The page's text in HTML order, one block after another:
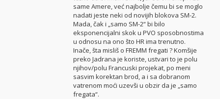
same Amere, već najbolje čemu bi se moglo
nadati jeste neki od novijih blokova SM-2.
Mada, čak i „samo SM-2“ bi bilo
eksponencijalni skok u PVO sposobnostima
u odnosu na ono što HR ima trenutno.
Inače, šta misliš o FREMM fregati ? Komšije
preko Jadrana je koriste, ustvari to je polu
njihov/polu Francuski projekat, po meni
sasvim korektan brod, a i sa dobranom
vatrenom moći uzevši u obzir da je „samo
fregata“.